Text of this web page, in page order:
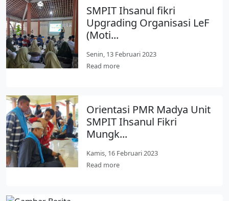
SMPIT Ihsanul fikri
Upgrading Organisasi LeF
(Moti...
Senin, 13 Februari 2023
Read more
Orientasi PMR Madya Unit
SMPIT Ihsanul Fikri
Mungk...
Kamis, 16 Februari 2023
Read more